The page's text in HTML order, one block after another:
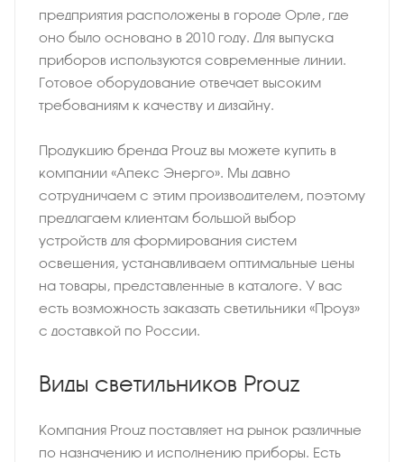
предприятия расположены в городе Орле, где
оно было основано в 2010 году. Для выпуска
приборов используются современные линии.
Готовое оборудование отвечает высоким
требованиям к качеству и дизайну.
Продукцию бренда Prouz вы можете купить в
компании «Апекс Энерго». Мы давно
сотрудничаем с этим производителем, поэтому
предлагаем клиентам большой выбор
устройств для формирования систем
освещения, устанавливаем оптимальные цены
на товары, представленные в каталоге. У вас
есть возможность заказать светильники «Проуз»
с доставкой по России.
Виды светильников Prouz
Компания Prouz поставляет на рынок различные
по назначению и исполнению приборы. Есть